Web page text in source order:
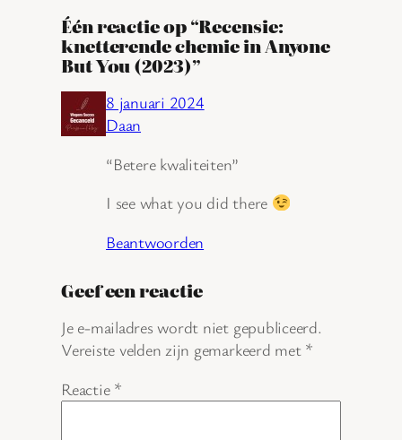
Één reactie op “Recensie:
knetterende chemie in Anyone
But You (2023)”
8 januari 2024
Daan
“Betere kwaliteiten”
I see what you did there
Beantwoorden
Geef een reactie
Je e-mailadres wordt niet gepubliceerd.
Vereiste velden zijn gemarkeerd met *
Reactie *